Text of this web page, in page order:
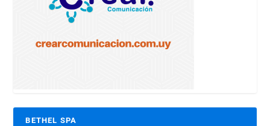
BETHEL SPA